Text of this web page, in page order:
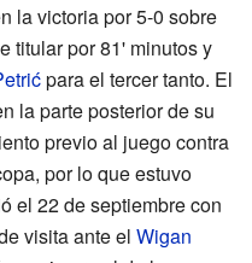
la victoria por 5-0 sobre
titular por 81' minutos y
para el tercer tanto. El
la parte posterior de su
previo al juego contra
por lo que estuvo
el 22 de septiembre con
visita ante el Wigan